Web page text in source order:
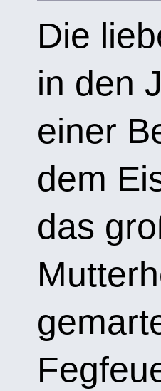
Die
in den
einer
dem
das